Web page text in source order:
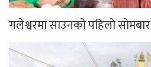
गलेश्वरमा साउनको पहिलो सोमबार